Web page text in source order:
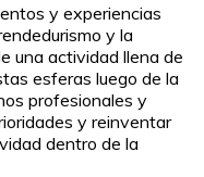
y experiencias
y la
una actividad llena de
esferas luego de la
profesionales y
y reinventar
dentro de la